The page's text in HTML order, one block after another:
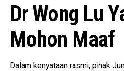
Dr Wong Lu
Mohon Maaf
Dalam kenyataan rasmi, pihak